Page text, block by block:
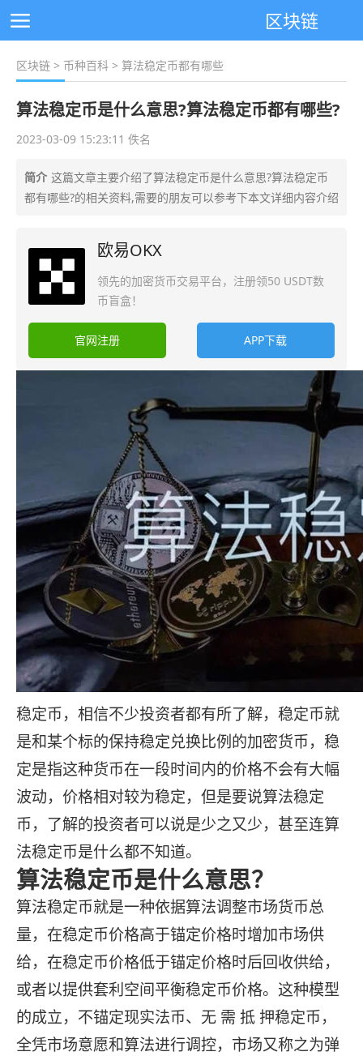
区块链
区块链 > 币种百科 > 算法稳定币都有哪些
算法稳定币是什么意思?算法稳定币都有哪些?
2023-03-09 15:23:11 佚名
简介 这篇文章主要介绍了算法稳定币是什么意思?算法稳定币
都有哪些?的相关资料,需要的朋友可以参考下本文详细内容介绍
欧易OKX
领先的加密货币交易平台，注册领50 USDT数
币盲盒！
官网注册 APP下载
稳定币，相信不少投资者都有所了解，稳定币就
是和某个标的保持稳定兑换比例的加密货币，稳
定是指这种货币在一段时间内的价格不会有大幅
波动，价格相对较为稳定，但是要说算法稳定
币，了解的投资者可以说是少之又少，甚至连算
法稳定币是什么都不知道。
算法稳定币是什么意思？
算法稳定币就是一种依据算法调整市场货币总
量，在稳定币价格高于锚定价格时增加市场供
给，在稳定币价格低于锚定价格时后回收供给，
或者以提供套利空间平衡稳定币价格。这种模型
的成立，不锚定现实法币、无 需 抵 押稳定币，
全凭市场意愿和算法进行调控，市场又称之为弹